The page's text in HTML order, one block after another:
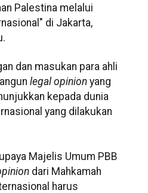
Palestina melalui
di Jakarta,
dan masukan para ahli
legal opinion yang
kepada dunia
yang dilakukan
Majelis Umum PBB
dari Mahkamah
harus